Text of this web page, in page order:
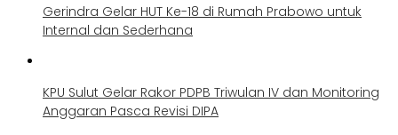
Gerindra Gelar HUT Ke-18 di Rumah Prabowo untuk
Internal dan Sederhana
KPU Sulut Gelar Rakor PDPB Triwulan IV dan Monitoring
Anggaran Pasca Revisi DIPA